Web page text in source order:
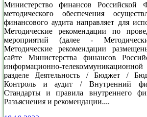
Министерство финансов Российской
методического обеспечения
финансового аудита направляет для
Методические рекомендации по
мероприятий (далее -
Методические рекомендации
сайте Министерства финансов
информационно-
разделе Деятельность / Бюджет /
Контроль и аудит / Внутренний
Стандарты и правила внутреннего
Разъяснения и рекомендации....